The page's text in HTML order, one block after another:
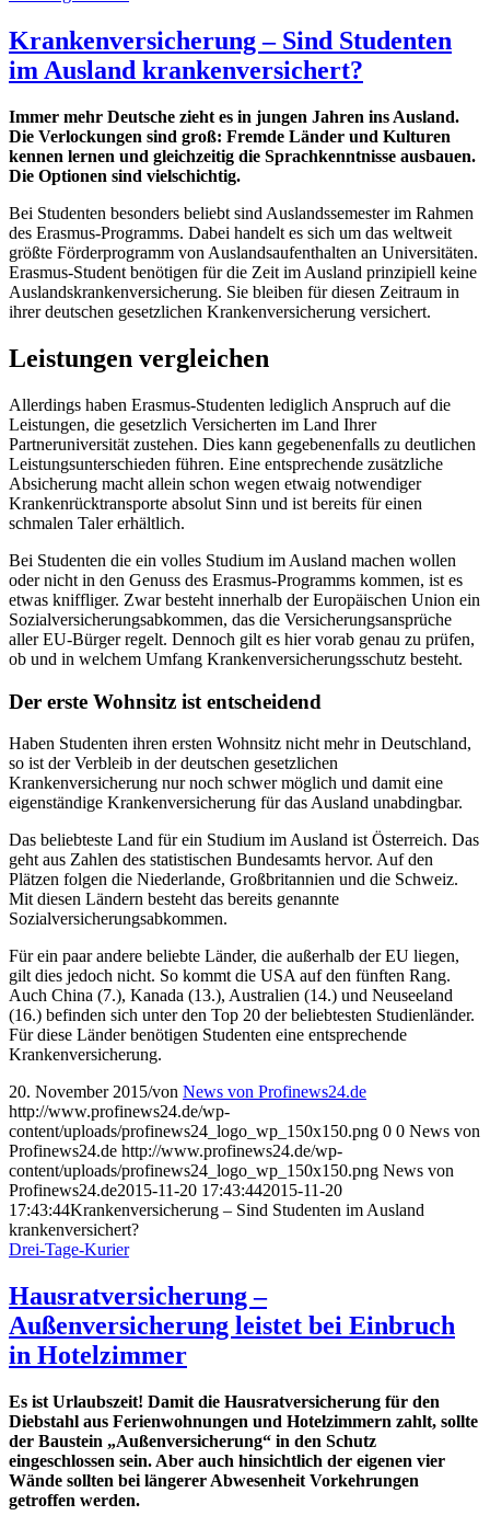
Krankenversicherung – Sind Studenten
im Ausland krankenversichert?
Immer mehr Deutsche zieht es in jungen Jahren ins Ausland.
Die Verlockungen sind groß: Fremde Länder und Kulturen
kennen lernen und gleichzeitig die Sprachkenntnisse ausbauen.
Die Optionen sind vielschichtig.
Bei Studenten besonders beliebt sind Auslandssemester im Rahmen
des Erasmus-Programms. Dabei handelt es sich um das weltweit
größte Förderprogramm von Auslandsaufenthalten an Universitäten.
Erasmus-Student benötigen für die Zeit im Ausland prinzipiell keine
Auslandskrankenversicherung. Sie bleiben für diesen Zeitraum in
ihrer deutschen gesetzlichen Krankenversicherung versichert.
Leistungen vergleichen
Allerdings haben Erasmus-Studenten lediglich Anspruch auf die
Leistungen, die gesetzlich Versicherten im Land Ihrer
Partneruniversität zustehen. Dies kann gegebenenfalls zu deutlichen
Leistungsunterschieden führen. Eine entsprechende zusätzliche
Absicherung macht allein schon wegen etwaig notwendiger
Krankenrücktransporte absolut Sinn und ist bereits für einen
schmalen Taler erhältlich.
Bei Studenten die ein volles Studium im Ausland machen wollen
oder nicht in den Genuss des Erasmus-Programms kommen, ist es
etwas kniffliger. Zwar besteht innerhalb der Europäischen Union ein
Sozialversicherungsabkommen, das die Versicherungsansprüche
aller EU-Bürger regelt. Dennoch gilt es hier vorab genau zu prüfen,
ob und in welchem Umfang Krankenversicherungsschutz besteht.
Der erste Wohnsitz ist entscheidend
Haben Studenten ihren ersten Wohnsitz nicht mehr in Deutschland,
so ist der Verbleib in der deutschen gesetzlichen
Krankenversicherung nur noch schwer möglich und damit eine
eigenständige Krankenversicherung für das Ausland unabdingbar.
Das beliebteste Land für ein Studium im Ausland ist Österreich. Das
geht aus Zahlen des statistischen Bundesamts hervor. Auf den
Plätzen folgen die Niederlande, Großbritannien und die Schweiz.
Mit diesen Ländern besteht das bereits genannte
Sozialversicherungsabkommen.
Für ein paar andere beliebte Länder, die außerhalb der EU liegen,
gilt dies jedoch nicht. So kommt die USA auf den fünften Rang.
Auch China (7.), Kanada (13.), Australien (14.) und Neuseeland
(16.) befinden sich unter den Top 20 der beliebtesten Studienländer.
Für diese Länder benötigen Studenten eine entsprechende
Krankenversicherung.
20. November 2015/von News von Profinews24.de
http://www.profinews24.de/wp-
content/uploads/profinews24_logo_wp_150x150.png 0 0 News von
Profinews24.de http://www.profinews24.de/wp-
content/uploads/profinews24_logo_wp_150x150.png News von
Profinews24.de2015-11-20 17:43:442015-11-20
17:43:44Krankenversicherung – Sind Studenten im Ausland
krankenversichert?
Drei-Tage-Kurier
Hausratversicherung –
Außenversicherung leistet bei Einbruch
in Hotelzimmer
Es ist Urlaubszeit! Damit die Hausratversicherung für den
Diebstahl aus Ferienwohnungen und Hotelzimmern zahlt, sollte
der Baustein „Außenversicherung“ in den Schutz
eingeschlossen sein. Aber auch hinsichtlich der eigenen vier
Wände sollten bei längerer Abwesenheit Vorkehrungen
getroffen werden.